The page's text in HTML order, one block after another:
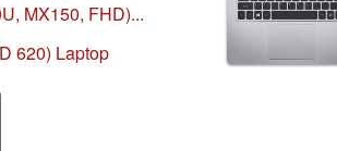
MX150, FHD)...
620) Laptop